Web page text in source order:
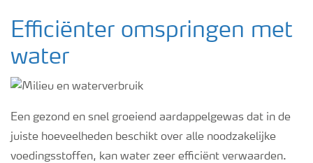
Efficiënter omspringen met
water
Een gezond en snel groeiend aardappelgewas dat in de
juiste hoeveelheden beschikt over alle noodzakelijke
voedingsstoffen, kan water zeer efficiënt verwaarden.